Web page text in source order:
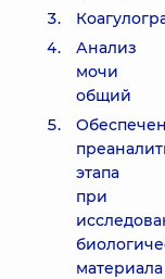
Анализ
мочи
общий
этапа
при
материала